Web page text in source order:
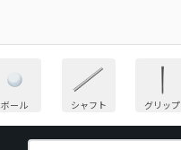
ボール シャフト グリップ